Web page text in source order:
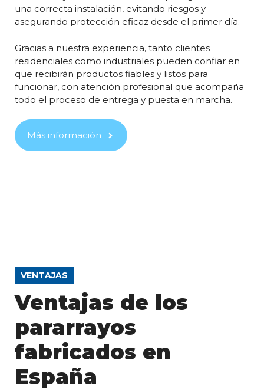
una correcta instalación, evitando riesgos y
asegurando protección eficaz desde el primer día.
Gracias a nuestra experiencia, tanto clientes
residenciales como industriales pueden confiar en
que recibirán productos fiables y listos para
funcionar, con atención profesional que acompaña
todo el proceso de entrega y puesta en marcha.
Más información
VENTAJAS
Ventajas de los
pararrayos
fabricados en
España